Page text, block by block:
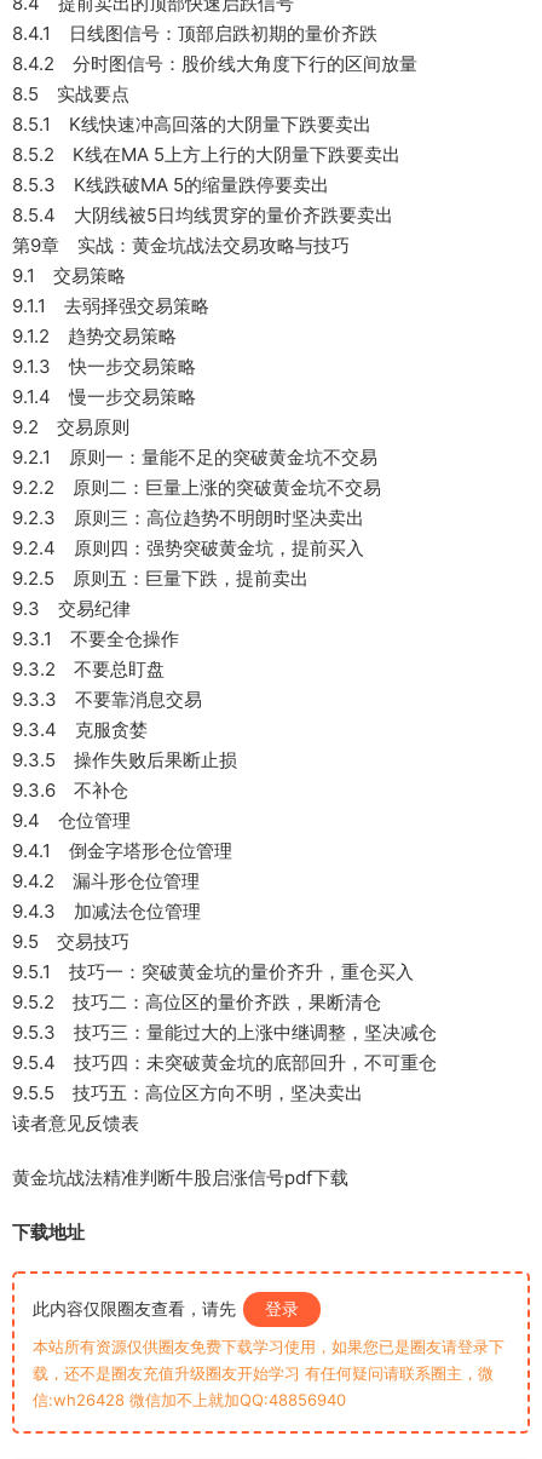
8.4.1 日线图信号：顶部启跌初期的量价齐跌
8.4.2 分时图信号：股价线大角度下行的区间放量
8.5 实战要点
8.5.1 K线快速冲高回落的大阴量下跌要卖出
8.5.2 K线在MA 5上方上行的大阴量下跌要卖出
8.5.3 K线跌破MA 5的缩量跌停要卖出
8.5.4 大阴线被5日均线贯穿的量价齐跌要卖出
第9章 实战：黄金坑战法交易攻略与技巧
9.1 交易策略
9.1.1 去弱择强交易策略
9.1.2 趋势交易策略
9.1.3 快一步交易策略
9.1.4 慢一步交易策略
9.2 交易原则
9.2.1 原则一：量能不足的突破黄金坑不交易
9.2.2 原则二：巨量上涨的突破黄金坑不交易
9.2.3 原则三：高位趋势不明朗时坚决卖出
9.2.4 原则四：强势突破黄金坑，提前买入
9.2.5 原则五：巨量下跌，提前卖出
9.3 交易纪律
9.3.1 不要全仓操作
9.3.2 不要总盯盘
9.3.3 不要靠消息交易
9.3.4 克服贪婪
9.3.5 操作失败后果断止损
9.3.6 不补仓
9.4 仓位管理
9.4.1 倒金字塔形仓位管理
9.4.2 漏斗形仓位管理
9.4.3 加减法仓位管理
9.5 交易技巧
9.5.1 技巧一：突破黄金坑的量价齐升，重仓买入
9.5.2 技巧二：高位区的量价齐跌，果断清仓
9.5.3 技巧三：量能过大的上涨中继调整，坚决减仓
9.5.4 技巧四：未突破黄金坑的底部回升，不可重仓
9.5.5 技巧五：高位区方向不明，坚决卖出
读者意见反馈表
黄金坑战法精准判断牛股启涨信号pdf下载
下载地址
此内容仅限圈友查看，请先 登录
本站所有资源仅供圈友免费下载学习使用，如果您已是圈友请登录下
载，还不是圈友充值升级圈友开始学习 有任何疑问请联系圈主，微
信:wh26428 微信加不上就加QQ:48856940